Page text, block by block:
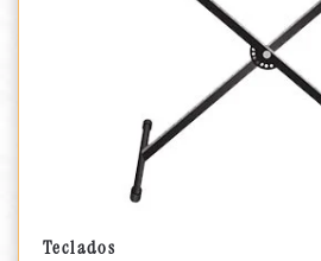
Teclados